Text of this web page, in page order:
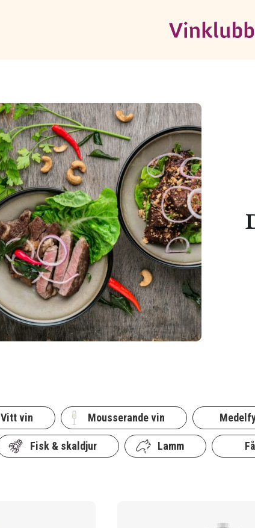
Vitt vin Mousserande vin
Fisk & skaldjur Lamm